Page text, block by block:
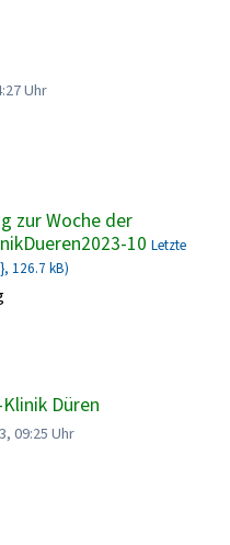
Uhr
zur Woche der
10 Letzte
126.7 kB)
Düren
09:25 Uhr